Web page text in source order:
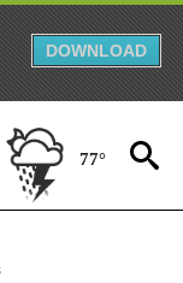
DOWNLOAD
77°
TO RECEIVE